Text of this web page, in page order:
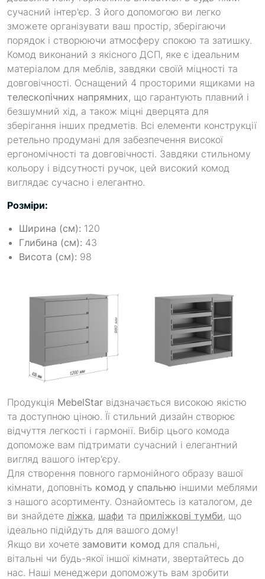
сучасний інтер'єр. З його допомогою ви легко
зможете організувати ваш простір, зберігаючи
порядок і створюючи атмосферу спокою та затишку.
Комод виконаний з якісного ДСП, яке є ідеальним
матеріалом для меблів, завдяки своїй міцності та
довговічності. Оснащений 4 просторими ящиками на
телескопічних напрямних, що гарантують плавний і
безшумний хід, а також міцні дверцята для
зберігання інших предметів. Всі елементи конструкції
ретельно продумані для забезпечення високої
ергономічності та довговічності. Завдяки стильному
кольору і відсутності ручок, цей високий комод
виглядає сучасно і елегантно.
Розміри:
Ширина (см): 120
Глибина (см): 43
Висота (см): 98
Продукція MebelStar відзначається високою якістю
та доступною ціною. Її стильний дизайн створює
відчуття легкості і гармонії. Вибір цього комода
допоможе вам підтримати сучасний і елегантний
вигляд вашого інтер'єру.
Для створення повного гармонійного образу вашої
кімнати, доповніть комод у спальню іншими меблями
з нашого асортименту. Ознайомтесь із каталогом, де
ви знайдете ліжка, шафи та приліжкові тумби, що
ідеально підійдуть для вашого дому!
Якщо ви хочете замовити комод для спальні,
вітальні чи будь-якої іншої кімнати, звертайтесь до
нас. Наші менеджери допоможуть вам зробити